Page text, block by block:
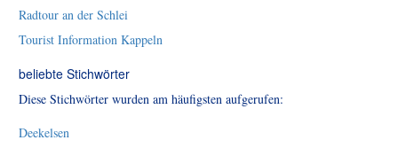
Radtour an der Schlei
Tourist Information Kappeln
beliebte Stichwörter
Diese Stichwörter wurden am häufigsten aufgerufen:
Deekelsen